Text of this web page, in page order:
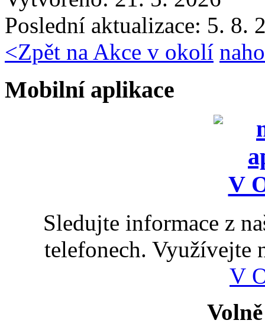
Poslední aktualizace: 5. 8.
<Zpět na Akce v okolí
Mobilní aplikace
Sledujte informace z
telefonech. Využívejte
V